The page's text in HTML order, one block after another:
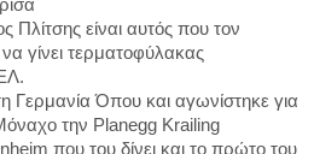
είναι αυτός που τον
γίνει τερματοφύλακας
Γερμανία Όπου και αγωνίστηκε για
την Planegg Krailing
που του δίνει και το πρώτο του